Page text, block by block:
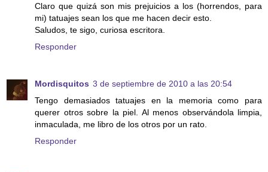
Claro que quizá son mis prejuicios a los (horrendos, para
mi) tatuajes sean los que me hacen decir esto.
Saludos, te sigo, curiosa escritora.
Responder
Mordisquitos 3 de septiembre de 2010 a las 20:54
Tengo demasiados tatuajes en la memoria como para
querer otros sobre la piel. Al menos observándola limpia,
inmaculada, me libro de los otros por un rato.
Responder